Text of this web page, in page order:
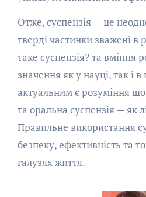
Отже, суспензія — це
тверді частинки зважені в
таке суспензія? та вміння
значення як у науці, так і
актуальним є розуміння що
та оральна суспензія — як
Правильне використання
безпеку, ефективність та
галузях життя.